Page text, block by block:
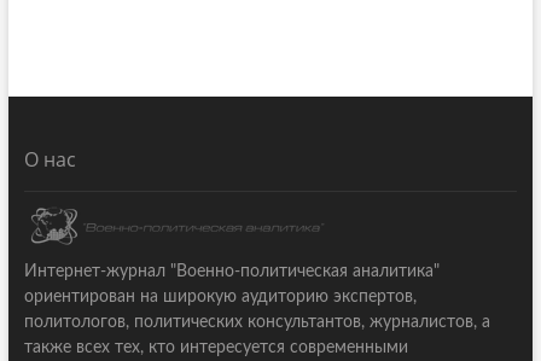
О нас
Интернет-журнал "Военно-политическая аналитика"
ориентирован на широкую аудиторию экспертов,
политологов, политических консультантов, журналистов, а
также всех тех, кто интересуется современными